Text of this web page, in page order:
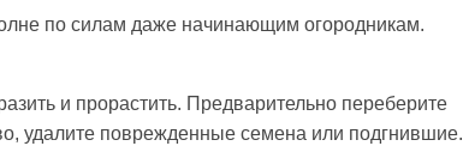
по силам даже начинающим огородникам.
и прорастить. Предварительно переберите
удалите поврежденные семена или подгнившие.